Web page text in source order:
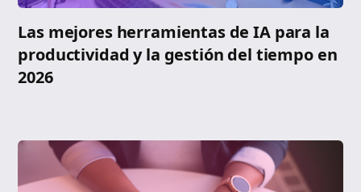
Las mejores herramientas de IA para la
productividad y la gestión del tiempo en
2026